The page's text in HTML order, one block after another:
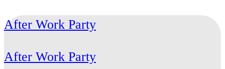
After Work Party
After Work Party